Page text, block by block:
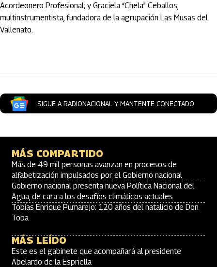
Acordeonero Profesional; y Graciela “Chela” Ceballos,
multinstrumentista, fundadora de la agrupación Las Musas del
Vallenato.
SIGUE A RADIONACIONAL Y MANTENTE CONECTADO
MÁS COMPARTIDO
Más de 49 mil personas avanzan en procesos de
alfabetización impulsados por el Gobierno nacional
Gobierno nacional presenta nueva Política Nacional del
Agua, de cara a los desafíos climáticos actuales
Tobías Enrique Pumarejo: 120 años del natalicio de Don
Toba
MÁS LEÍDO
Este es el gabinete que acompañará al presidente
Abelardo de la Espriella